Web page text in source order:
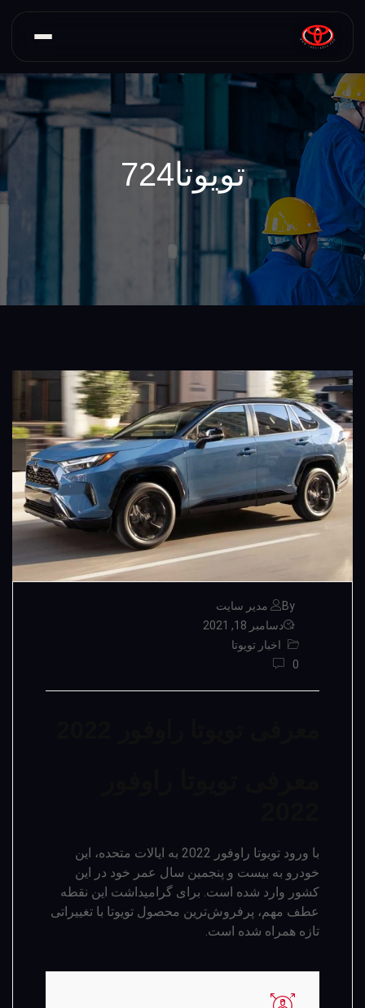
تویوتا724
By مدیر سایت
دسامبر 18, 2021
اخبار تویوتا
0
با ورود تویوتا راوفور 2022 به ایالات متحده، این
خودرو به بیست و پنجمین سال عمر خود در این
کشور وارد شده است. برای گرامیداشت این نقطه
عطف مهم، پرفروش‌ترین محصول تویوتا با تغییراتی
تازه همراه شده است.